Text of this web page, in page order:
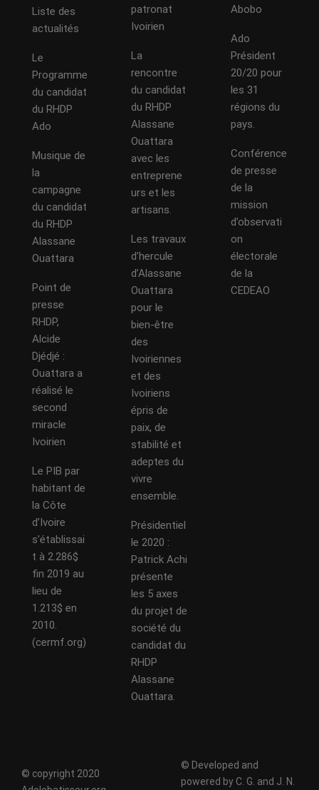
Liste des
actualités
Le
Programme
du candidat
du RHDP
Ado
Musique de
la
campagne
du candidat
du RHDP
Alassane
Ouattara
Point de
presse
RHDP,
Alcide
Djédjé :
Ouattara a
réalisé le
second
miracle
Ivoirien
Le PIB par
habitant de
la Côte
d’Ivoire
s’établissai
t à 2.286$
fin 2019 au
lieu de
1.213$ en
2010.
(cermf.org)
patronat
Ivoirien
La
rencontre
du candidat
du RHDP
Alassane
Ouattara
avec les
entreprene
urs et les
artisans.
Les travaux
d’hercule
d’Alassane
Ouattara
pour le
bien-être
des
Ivoiriennes
et des
Ivoiriens
épris de
paix, de
stabilité et
adeptes du
vivre
ensemble.
Présidentiel
le 2020 :
Patrick Achi
présente
les 5 axes
du projet de
société du
candidat du
RHDP
Alassane
Ouattara.
Abobo
Ado
Président
20/20 pour
les 31
régions du
pays.
Conférence
de presse
de la
mission
d’observati
on
électorale
de la
CEDEAO
© copyright 2020
© Developed and
powered by C. G. and J. N.